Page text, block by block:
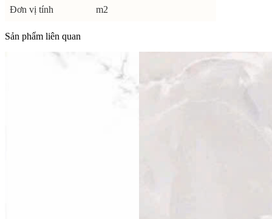
Đơn vị tính m2
Sản phẩm liên quan